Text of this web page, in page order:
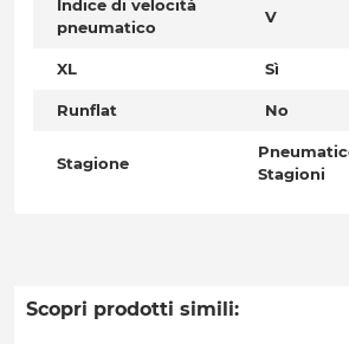
Indice di velocità
pneumatico
V
XL Sì
Runflat No
Stagione
Stagioni
Scopri prodotti simili: